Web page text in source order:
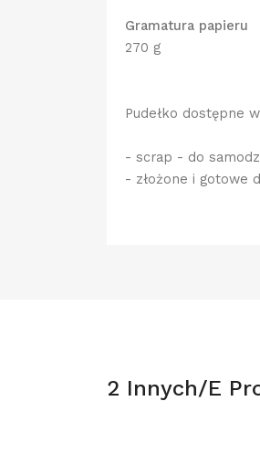
Gramatura papieru
270 g
Pudełko dostępne
- scrap - do
- złożone i gotowe
2 Innych/e